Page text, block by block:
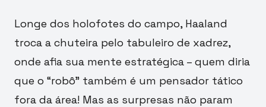
Longe dos holofotes do campo, Haaland
troca a chuteira pelo tabuleiro de xadrez,
onde afia sua mente estratégica – quem diria
que o “robô” também é um pensador tático
fora da área! Mas as surpresas não param